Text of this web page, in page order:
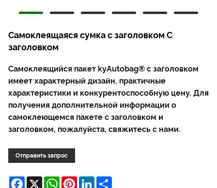
Самоклеящаяся сумка с заголовком С
заголовком
Самоклеящийся пакет kyAutobag® с заголовком
имеет характерный дизайн, практичные
характеристики и конкурентоспособную цену. Для
получения дополнительной информации о
самоклеющемся пакете с заголовком и
заголовком, пожалуйста, свяжитесь с нами.
Отправить запрос
Facebook
X WhatsApp
Pinterest
LinkedIn